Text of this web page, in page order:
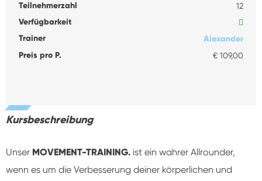
Teilnehmerzahl 12
Verfügbarkeit
Trainer
Alexander
Preis pro P.
€ 109,00
Kursbeschreibung
Unser MOVEMENT-TRAINING. ist ein wahrer Allrounder,
wenn es um die Verbesserung deiner körperlichen und